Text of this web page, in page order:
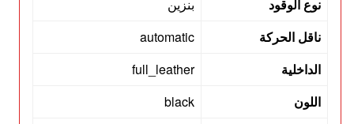
نوع الوقود
بنزين
ناقل الحركة
automatic
الداخلية
full_leather
اللون
black